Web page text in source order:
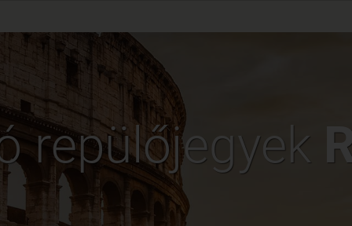
repülőjegyek